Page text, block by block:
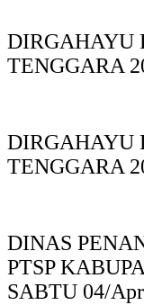
DIRGAHAYU
TENGGARA
DIRGAHAYU
TENGGARA
DINAS
PTSP
SABTU 04/